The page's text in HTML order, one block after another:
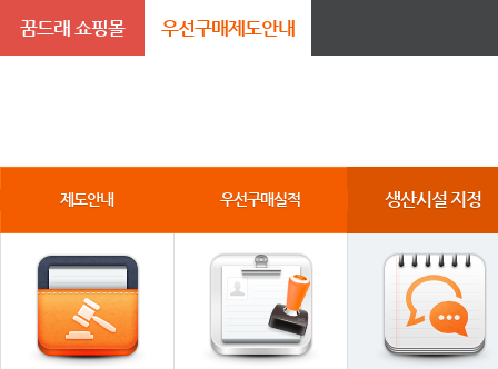
꿈드래 쇼핑몰 우선구매제도안내
제도안내 우선구매실적 생산시설 지정